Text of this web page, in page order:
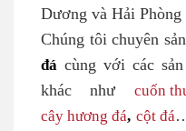
Dương và Hải
Chúng tôi chuyên
đá cùng với các
khác như cuốn
cây hương đá, cột đá